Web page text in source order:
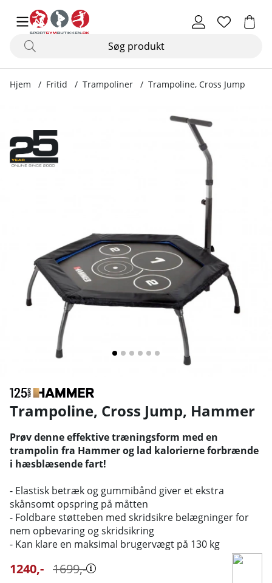
Hjem Fritid Trampoliner Trampoline, Cross Jump
Trampoline, Cross Jump, Hammer
Prøv denne effektive træningsform med en
trampolin fra Hammer og lad kalorierne forbrænde
i hæsblæsende fart!
- Elastisk betræk og gummibånd giver et ekstra
skånsomt opspring på måtten
- Foldbare støtteben med skridsikre belægninger for
nem opbevaring og skridsikring
- Kan klare en maksimal brugervægt på 130 kg
1699,-
1240,-